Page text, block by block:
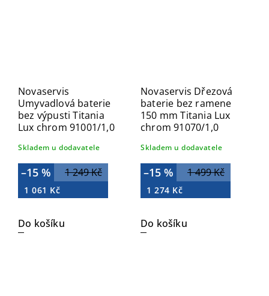
Novaservis
Umyvadlová baterie
bez výpusti Titania
Lux chrom 91001/1,0
Skladem u dodavatele
1 249 Kč
–15 %
1 061 Kč
Do košíku
Novaservis Dřezová
baterie bez ramene
150 mm Titania Lux
chrom 91070/1,0
Skladem u dodavatele
1 499 Kč
–15 %
1 274 Kč
Do košíku